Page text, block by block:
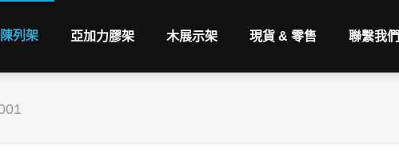
列架 亞加力膠架 木展示架 現貨 & 零售 聯繫我們